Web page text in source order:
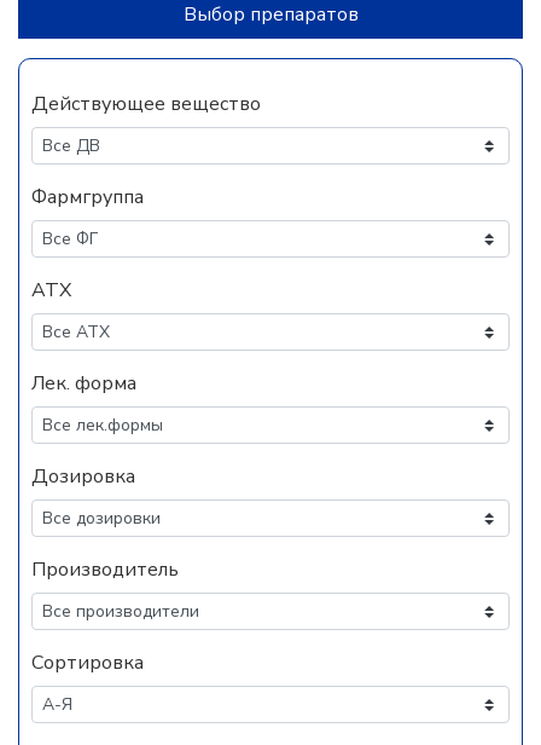
Выбор препаратов
Действующее вещество
Фармгруппа
АТХ
Лек. форма
Дозировка
Производитель
Сортировка